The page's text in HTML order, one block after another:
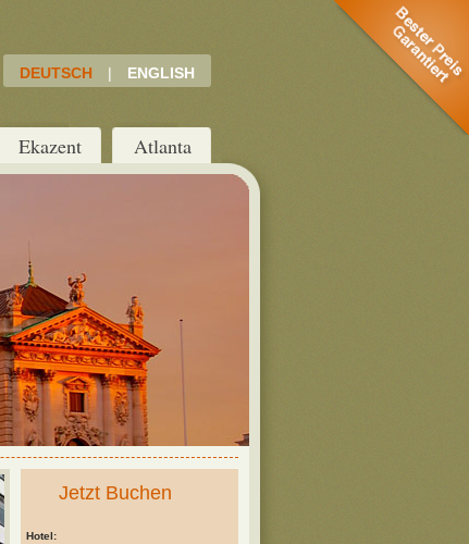
DEUTSCH | ENGLISH
Ekazent Atlanta
Jetzt Buchen
Hotel: